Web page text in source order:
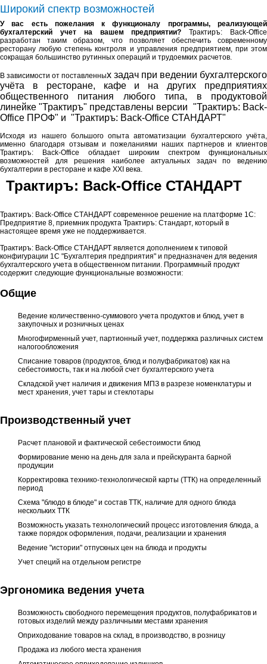
Широкий спектр возможностей
У вас есть пожелания к функционалу программы, реализующей
бухгалтерский учет на вашем предприятии? Трактиръ: Back-Office
разработан таким образом, что позволяет обеспечить современному
ресторану любую степень контроля и управления предприятием, при этом
сокращая большинство рутинных операций и трудоемких расчетов.
В зависимости от поставленных задач при ведении бухгалтерского
учёта в ресторане, кафе и на других предприятиях
общественного питания любого типа, в продуктовой
линейке "Трактиръ" представлены версии "Трактиръ: Back-
Office ПРОФ" и "Трактиръ: Back-Office СТАНДАРТ"
Исходя из нашего большого опыта автоматизации бухгалтерского учёта,
именно благодаря отзывам и пожеланиями наших партнеров и клиентов
Трактиръ: Back-Office обладает широким спектром функциональных
возможностей для решения наиболее актуальных задач по ведению
бухгалтерии в ресторане и кафе XXI века.
Трактиръ: Back-Office СТАНДАРТ
Трактиръ: Back-Office СТАНДАРТ современное решение на платформе 1С:
Предприятие 8, приемник продукта Трактиръ: Стандарт, который в
настоящее время уже не поддерживается.
Трактиръ: Back-Office СТАНДАРТ является дополнением к типовой
конфигурации 1С "Бухгалтерия предприятия" и предназначен для ведения
бухгалтерского учета в общественном питании. Программный продукт
содержит следующие функциональные возможности:
Общие
Ведение количественно-суммового учета продуктов и блюд, учет в
закупочных и розничных ценах
Многофирменный учет, партионный учет, поддержка различных систем
налогообложения
Списание товаров (продуктов, блюд и полуфабрикатов) как на
себестоимость, так и на любой счет бухгалтерского учета
Складской учет наличия и движения МПЗ в разрезе номенклатуры и
мест хранения, учет тары и стеклотары
Производственный учет
Расчет плановой и фактической себестоимости блюд
Формирование меню на день для зала и прейскуранта барной
продукции
Корректировка технико-технологической карты (ТТК) на определенный
период
Схема "блюдо в блюде" и состав ТТК, наличие для одного блюда
нескольких ТТК
Возможность указать технологический процесс изготовления блюда, а
также порядок оформления, подачи, реализации и хранения
Ведение "истории" отпускных цен на блюда и продукты
Учет специй на отдельном регистре
Эргономика ведения учета
Возможность свободного перемещения продуктов, полуфабрикатов и
готовых изделий между различными местами хранения
Оприходование товаров на склад, в производство, в розницу
Продажа из любого места хранения